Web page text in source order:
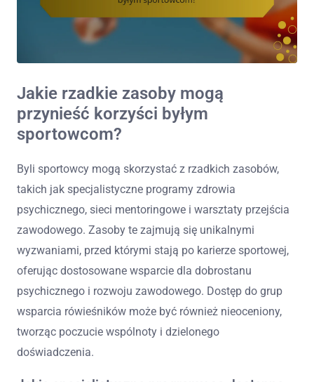
Jakie rzadkie zasoby mogą
przynieść korzyści byłym
sportowcom?
Byli sportowcy mogą skorzystać z rzadkich zasobów,
takich jak specjalistyczne programy zdrowia
psychicznego, sieci mentoringowe i warsztaty przejścia
zawodowego. Zasoby te zajmują się unikalnymi
wyzwaniami, przed którymi stają po karierze sportowej,
oferując dostosowane wsparcie dla dobrostanu
psychicznego i rozwoju zawodowego. Dostęp do grup
wsparcia rówieśników może być również nieoceniony,
tworząc poczucie wspólnoty i dzielonego
doświadczenia.